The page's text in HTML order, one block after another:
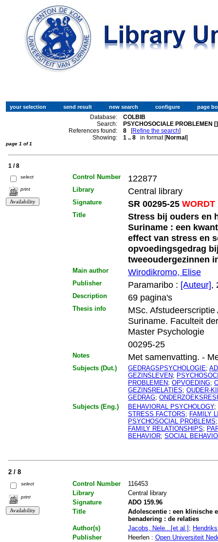
Database:
COLBIB
Search:
PSYCHOSOCIALE PROBLEMEN []
References found:
8 [Refine the search]
Showing:
1 .. 8 in format [Normal]
page 1 of 1
1 / 8
select
print
Control Number 122877
Library Central library
Signature SR 00295-25WORDT
Title
Stress bij ouders en
Suriname : een
effect van stress en
opvoedingsgedrag
tweeoudergezinnen
Main author Wirodikromo, Elise
Publisher Paramaribo : [Auteur],
Description 69 pagina's
Thesis info
MSc.
Suriname. Faculteit
Master Psychologie
00295-25
Notes Met samenvatting. -
Subjects (Dut.) GEDRAGSPSYCHOLOGIE;
GEZINSLEVEN;
PROBLEMEN; OPVOEDING;
GEZINSRELATIES; OUDER-
GEDRAG;
Subjects (Eng.)
BEHAVIORAL PSYCHOLOGY;
STRESS FACTORS; FAMILY
PSYCHOSOCIAL PROBLEMS
FAMILY RELATIONSHIPS;
BEHAVIOR; SOCIAL
2 / 8
select
print
Control Number
116453
Library
Central library
Signature
ADO 159.96
Title
Adolescentie : een klinische
benadering : de relaties
Author(s)
Jacobs, Nele...[et al.];
Publisher
Heerlen : Open Universiteit